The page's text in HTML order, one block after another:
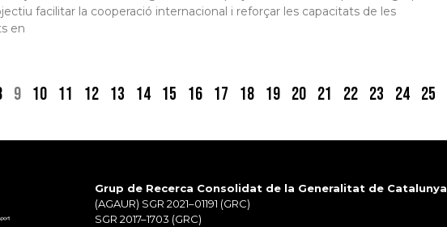
facilitar la cooperació internacional i reforçar les capacitats de les
en
9 10 11 12 13 14 15 16 17 18 19 20 21 22 23 24 25
Grup de Recerca Consolidat de la Generalitat de Catalunya
(AGAUR) SGR 2021–01191 (GRC)
SGR 2017–1703 (GRC)